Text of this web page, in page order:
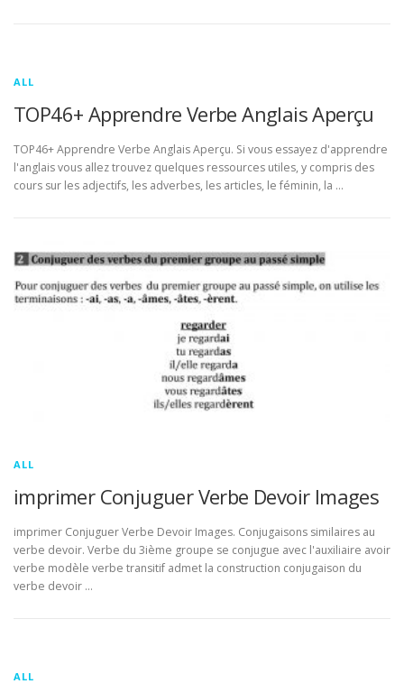
ALL
TOP46+ Apprendre Verbe Anglais Aperçu
TOP46+ Apprendre Verbe Anglais Aperçu. Si vous essayez d'apprendre
l'anglais vous allez trouvez quelques ressources utiles, y compris des
cours sur les adjectifs, les adverbes, les articles, le féminin, la …
ALL
imprimer Conjuguer Verbe Devoir Images
imprimer Conjuguer Verbe Devoir Images. Conjugaisons similaires au
verbe devoir. Verbe du 3ième groupe se conjugue avec l'auxiliaire avoir
verbe modèle verbe transitif admet la construction conjugaison du
verbe devoir …
ALL